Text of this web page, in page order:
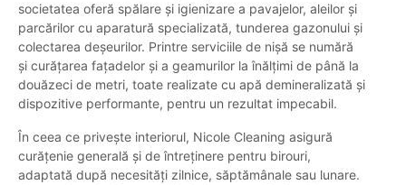
societatea oferă spălare și igienizare a pavajelor, aleilor și
parcărilor cu aparatură specializată, tunderea gazonului și
colectarea deșeurilor. Printre serviciile de nișă se numără
și curățarea fațadelor și a geamurilor la înălțimi de până la
douăzeci de metri, toate realizate cu apă demineralizată și
dispozitive performante, pentru un rezultat impecabil.
În ceea ce privește interiorul, Nicole Cleaning asigură
curățenie generală și de întreținere pentru birouri,
adaptată după necesități zilnice, săptămânale sau lunare.